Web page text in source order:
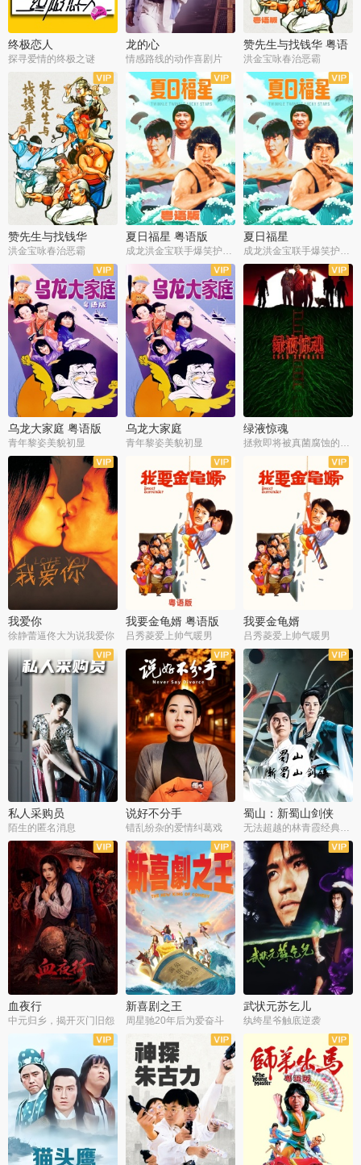
终极恋人
探寻爱情的终极之谜
龙的心
情感路线的动作喜剧片
赞先生与找钱华 粤语
版
洪金宝咏春治恶霸
赞先生与找钱华
洪金宝咏春治恶霸
夏日福星 粤语版
成龙洪金宝联手爆笑护美女
夏日福星
成龙洪金宝联手爆笑护美女
乌龙大家庭 粤语版
青年黎姿美貌初显
乌龙大家庭
青年黎姿美貌初显
绿液惊魂
拯救即将被真菌腐蚀的世界
我爱你
徐静蕾逼佟大为说我爱你
我要金龟婿 粤语版
吕秀菱爱上帅气暖男
我要金龟婿
吕秀菱爱上帅气暖男
私人采购员
陌生的匿名消息
说好不分手
错乱纷杂的爱情纠葛戏
蜀山：新蜀山剑侠
无法超越的林青霞经典角色
血夜行
中元归乡，揭开灭门旧怨
新喜剧之王
周星驰20年后为爱奋斗
武状元苏乞儿
纨绔星爷触底逆袭